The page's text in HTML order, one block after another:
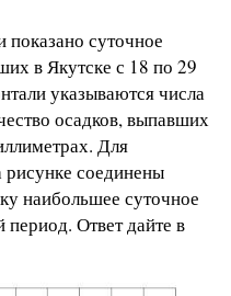
суточное
в Якутске с 18 по 29
указываются числа
осадков, выпавших
Для
рисунке соединены
наибольшее суточное
период. Ответ дайте в